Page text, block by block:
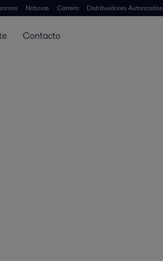
Noticias Carrera Distribuidores Autorizados
Contacto